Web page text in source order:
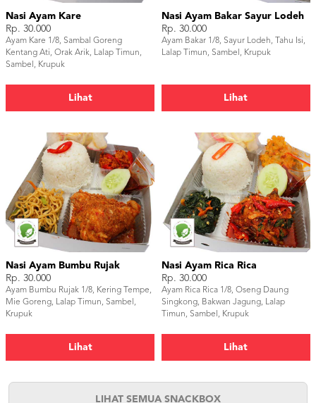
Nasi Ayam Kare
Rp. 30.000
Ayam Kare 1/8, Sambal Goreng
Kentang Ati, Orak Arik, Lalap Timun,
Sambel, Krupuk
Lihat
Nasi Ayam Bakar Sayur Lodeh
Rp. 30.000
Ayam Bakar 1/8, Sayur Lodeh, Tahu Isi,
Lalap Timun, Sambel, Krupuk
Lihat
Nasi Ayam Bumbu Rujak
Rp. 30.000
Ayam Bumbu Rujak 1/8, Kering Tempe,
Mie Goreng, Lalap Timun, Sambel,
Krupuk
Lihat
Nasi Ayam Rica Rica
Rp. 30.000
Ayam Rica Rica 1/8, Oseng Daung
Singkong, Bakwan Jagung, Lalap
Timun, Sambel, Krupuk
Lihat
LIHAT SEMUA SNACKBOX